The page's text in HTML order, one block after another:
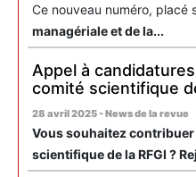
Ce nouveau numéro, placé
managériale et de la...
Appel à
comité scientifique
28 avril 2025 - News de la revue
Vous souhaitez
scientifique de la RFGI ?